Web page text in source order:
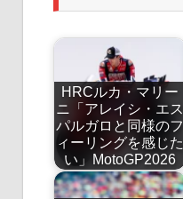
HRCルカ・マリー
ニ「アレイシ・エス
パルガロと同様のフ
ィーリングを感じた
い」MotoGP2026